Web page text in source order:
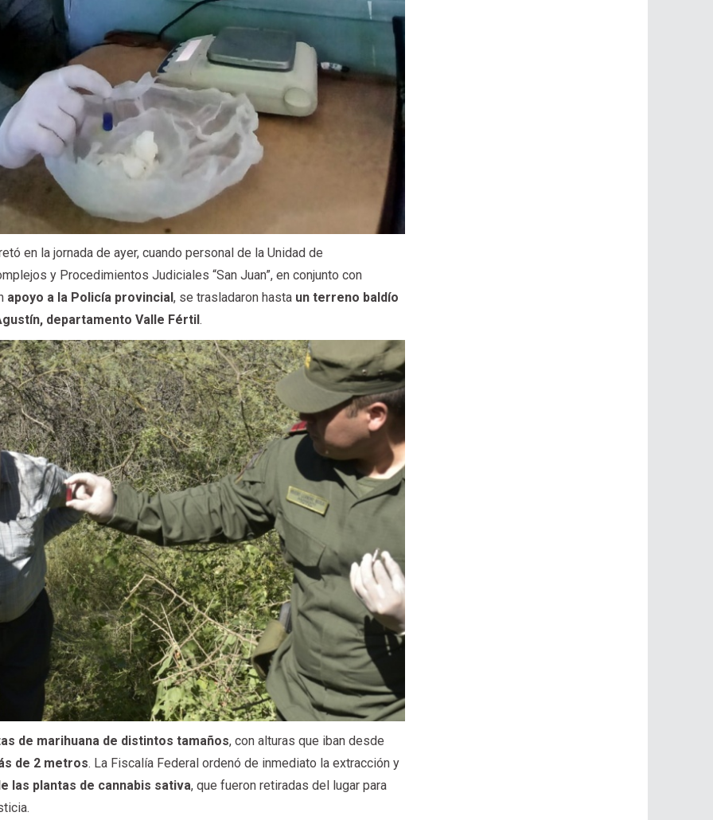
en la jornada de ayer, cuando personal de la Unidad de
y Procedimientos Judiciales “San Juan”, en conjunto con
apoyo a la Policía provincial, se trasladaron hasta un terreno baldío
departamento Valle Fértil.
de marihuana de distintos tamaños, con alturas que iban desde
de 2 metros. La Fiscalía Federal ordenó de inmediato la extracción y
las plantas de cannabis sativa, que fueron retiradas del lugar para